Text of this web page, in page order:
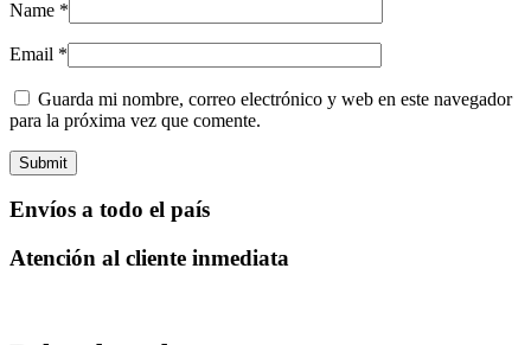
Name *
Email *
Guarda mi nombre, correo electrónico y web en este navegador
para la próxima vez que comente.
Envíos a todo el país
Atención al cliente inmediata